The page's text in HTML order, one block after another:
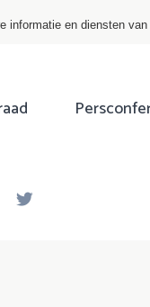
informatie en diensten
Facebook